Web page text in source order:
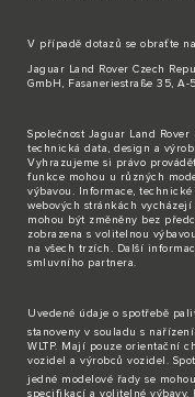
V případě dotazů se obraťte
Jaguar Land Rover Czech
GmbH, Fasaneriestraße 35, A-
Společnost Jaguar Land
technická data, design a
Vyhrazujeme si právo
funkce mohou u různých
výbavou. Informace,
webových stránkách
mohou být změněny bez
zobrazena s volitelnou
na všech trzích. Další
smluvního partnera.
Uvedené údaje o spotřebě
stanoveny v souladu s
WLTP. Mají pouze orientační
vozidel a výrobců vozidel.
jedné modelové řady se
specifikací a volitelné výbavy.